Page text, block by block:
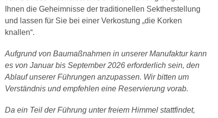
Ihnen die Geheimnisse der traditionellen Sektherstellung
und lassen für Sie bei einer Verkostung „die Korken
knallen“.
Aufgrund von Baumaßnahmen in unserer Manufaktur kann
es von Januar bis September 2026 erforderlich sein, den
Ablauf unserer Führungen anzupassen. Wir bitten um
Verständnis und empfehlen eine Reservierung vorab.
Da ein Teil der Führung unter freiem Himmel stattfindet,